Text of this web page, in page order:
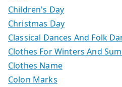
Children's Day
Christmas Day
Classical Dances And Folk
Clothes For Winters And
Clothes Name
Colon Marks